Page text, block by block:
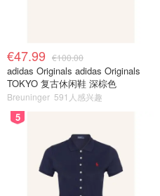
€47.99 €100.00
adidas Originals adidas Originals
TOKYO 复古休闲鞋 深棕色
Breuninger 591人感兴趣
5